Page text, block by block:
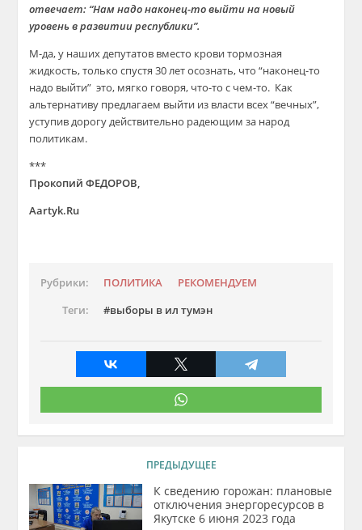
отвечает: “Нам надо наконец-то выйти на новый
уровень в развитии республики”.
М-да, у наших депутатов вместо крови тормозная
жидкость, только спустя 30 лет осознать, что “наконец-то
надо выйти” это, мягко говоря, что-то с чем-то. Как
альтернативу предлагаем выйти из власти всех “вечных”,
уступив дорогу действительно радеющим за народ
политикам.
***
Прокопий ФЕДОРОВ,
Aartyk.Ru
Рубрики: ПОЛИТИКА
РЕКОМЕНДУЕМ
Теги:
выборы в ил тумэн
ПРЕДЫДУЩЕЕ
К сведению горожан: плановые
отключения энергоресурсов в
Якутске 6 июня 2023 года